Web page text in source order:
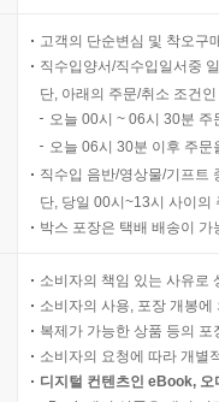
고객의 단순변심 및 착오구
직수입양서/직수입일서중
단, 아래의 주문/취소 조건
오늘 00시 ~ 06시 30분
오늘 06시 30분 이후 주
직수입 음반/영상물/기프트
단, 당일 00시~13시 사이의
박스 포장은 택배 배송이
소비자의 책임 있는 사유로
소비자의 사용, 포장 개봉
복제가 가능한 상품 등의
소비자의 요청에 따라 개별
디지털 컨텐츠인 eBook,